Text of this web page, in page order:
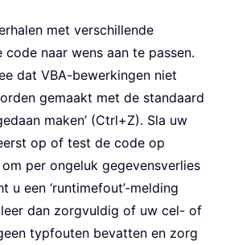
met verschillende
naar wens aan te passen.
dat VBA-bewerkingen niet
gemaakt met de standaard
maken’ (Ctrl+Z). Sla uw
op of test de code op
per ongeluk gegevensverlies
u een ‘runtimefout’-melding
dan zorgvuldig of uw cel- of
typfouten bevatten en zorg